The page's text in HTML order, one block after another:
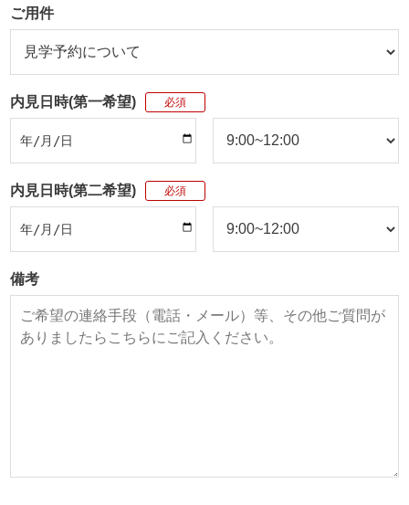
ご用件
内見日時(第一希望) 必須
内見日時(第二希望) 必須
備考